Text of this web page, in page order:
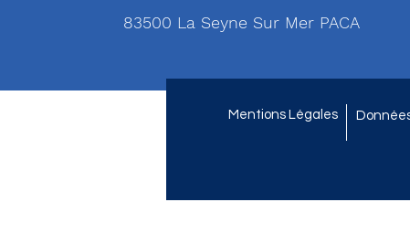
83500 La Seyne Sur Mer PACA
Mentions Légales